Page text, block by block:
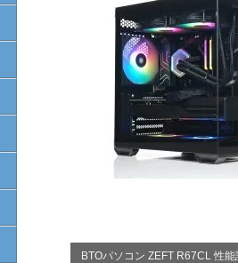
BTOパソコン ZEFT R67CL 性